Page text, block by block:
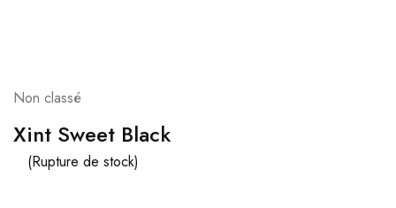
Non classé
Xint Sweet Black
(Rupture de stock)